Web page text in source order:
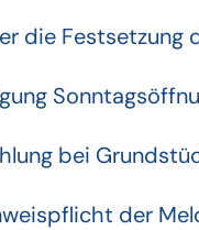
die Festsetzung
bei
der